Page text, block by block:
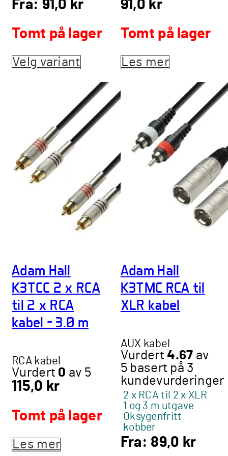
Fra: 91,0 kr
Tomt på lager
Velg variant
har
flere
varianter.
Alternativene
kan
velges
produktsiden
91,0 kr
Tomt på lager
Les mer
Adam Hall
K3TCC 2 x RCA
til 2 x RCA
kabel – 3.0 m
RCA kabel
Vurdert 0 av 5
115,0 kr
Tomt på lager
Les mer
Adam Hall
K3TMC RCA til
XLR kabel
AUX kabel
Vurdert4.67 av
5 basert på 3
kundevurderinger
2 x RCA til 2 x XLR
1 og 3 m utgave
Oksygenfritt
kobber
Fra: 89,0 kr